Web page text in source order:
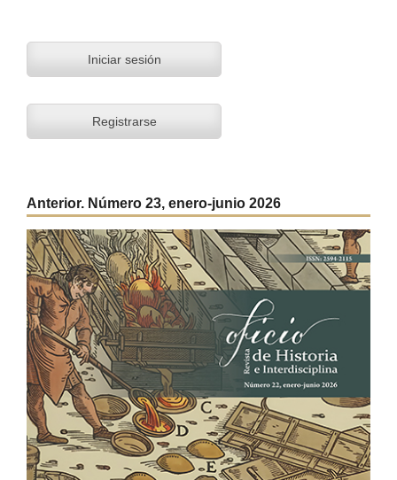
Iniciar sesión
Registrarse
Anterior. Número 23, enero-junio 2026